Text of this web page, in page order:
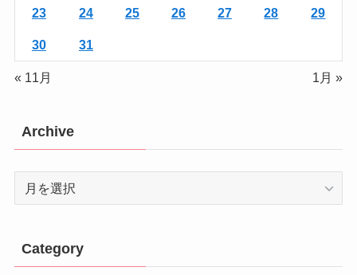
23 24 25 26 27 28 29
30 31
« 11月 1月 »
Archive
Archive
Category